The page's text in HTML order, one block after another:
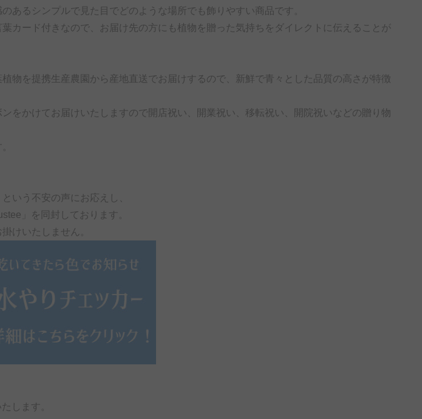
あるシンプルで見た目でどのような場所でも飾りやすい商品です。
カード付きなので、お届け先の方にも植物を贈った気持ちをダイレクトに伝えることが
物を提携生産農園から産地直送でお届けするので、新鮮で青々とした品質の高さが特徴
をかけてお届けいたしますので開店祝い、開業祝い、移転祝い、開院祝いなどの贈り物
いう不安の声にお応えし、
」を同封しております。
けいたしません。
します。